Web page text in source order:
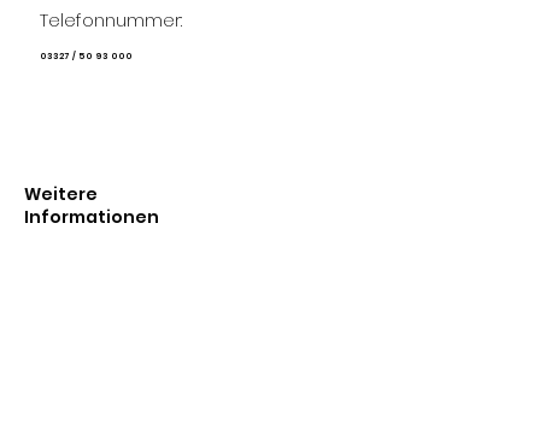
Weitere
Informationen
Telefonnummer:
03327 / 50 93 000